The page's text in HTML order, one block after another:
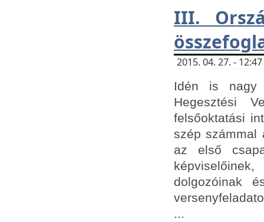
III.
2015. 04. 27. -
Idén is nagy
Hegesztési
felsőoktatási
szép számmal
az első
dolgozóinak
...